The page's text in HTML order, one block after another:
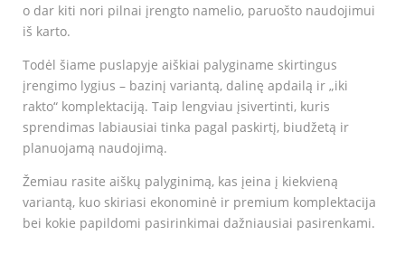
o dar kiti nori pilnai įrengto namelio, paruošto naudojimui
iš karto.
Todėl šiame puslapyje aiškiai palyginame skirtingus
įrengimo lygius – bazinį variantą, dalinę apdailą ir „iki
rakto“ komplektaciją. Taip lengviau įsivertinti, kuris
sprendimas labiausiai tinka pagal paskirtį, biudžetą ir
planuojamą naudojimą.
Žemiau rasite aiškų palyginimą, kas įeina į kiekvieną
variantą, kuo skiriasi ekonominė ir premium komplektacija
bei kokie papildomi pasirinkimai dažniausiai pasirenkami.